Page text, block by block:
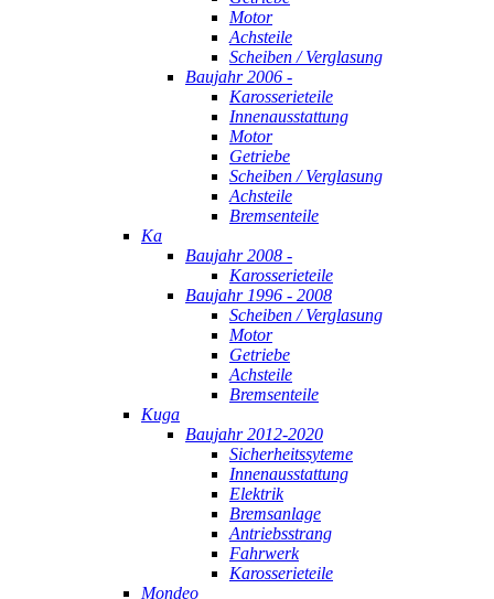
Motor
Achsteile
Scheiben / Verglasung
Baujahr 2006 -
Karosserieteile
Innenausstattung
Motor
Getriebe
Scheiben / Verglasung
Achsteile
Bremsenteile
Ka
Baujahr 2008 -
Karosserieteile
Baujahr 1996 - 2008
Scheiben / Verglasung
Motor
Getriebe
Achsteile
Bremsenteile
Kuga
Baujahr 2012-2020
Sicherheitssyteme
Innenausstattung
Elektrik
Bremsanlage
Antriebsstrang
Fahrwerk
Karosserieteile
Mondeo